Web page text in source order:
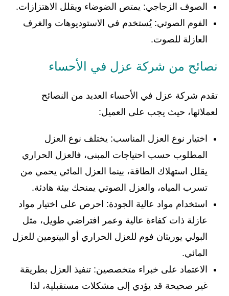
الصوف الزجاجي: يمتص الضوضاء ويقلل الاهتزازات.
الفوم الصوتي: يُستخدم في الاستوديوهات والغرف
العازلة للصوت.
نصائح من شركة عزل في الأحساء
تقدم شركة عزل في الأحساء العديد من النصائح
لعملائها، حيث يجب على العميل:
اختيار نوع العزل المناسب: يختلف نوع العزل
المطلوب حسب احتياجات المبنى، فالعزل الحراري
يقلل استهلاك الطاقة، بينما العزل المائي يحمي من
تسرب المياه، والعزل الصوتي يمنحك بيئة هادئة.
استخدام مواد عالية الجودة: احرص على اختيار مواد
عازلة ذات كفاءة عالية وعمر افتراضي طويل، مثل
البولي يوريثان فوم للعزل الحراري أو البيتومين للعزل
المائي.
الاعتماد على خبراء متخصصين: تنفيذ العزل بطريقة
غير صحيحة قد يؤدي إلى مشكلات مستقبلية، لذا